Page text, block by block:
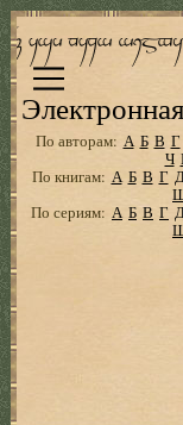
По авторам: А Б В Г
Ч
По книгам: А Б В Г
По сериям: А Б В Г